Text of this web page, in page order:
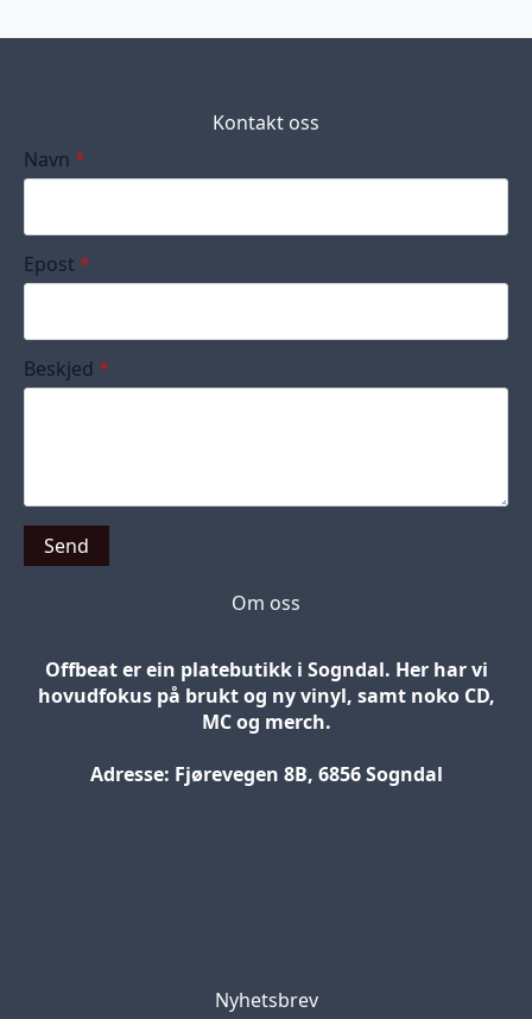
Kontakt oss
Navn *
Epost *
Beskjed *
Send
Om oss
Offbeat er ein platebutikk i Sogndal. Her har vi
hovudfokus på brukt og ny vinyl, samt noko CD,
MC og merch.
Adresse: Fjørevegen 8B, 6856 Sogndal
Nyhetsbrev